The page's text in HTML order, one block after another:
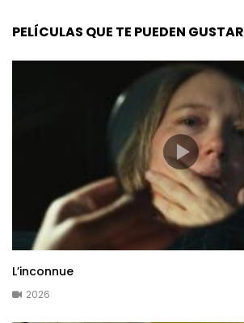
PELÍCULAS QUE TE PUEDEN GUSTAR
L’inconnue
2026